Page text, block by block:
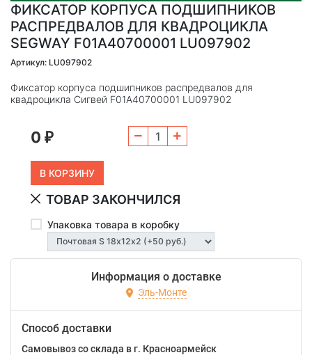
ФИКСАТОР КОРПУСА ПОДШИПНИКОВ
РАСПРЕДВАЛОВ ДЛЯ КВАДРОЦИКЛА
SEGWAY F01A40700001 LU097902
Артикул: LU097902
Фиксатор корпуса подшипников распредвалов для
квадроцикла Сигвей F01A40700001 LU097902
0 ₽
ТОВАР ЗАКОНЧИЛСЯ
Упаковка товара в коробку
Информация о доставке
Эль-Монте
Способ доставки
Самовывоз со склада в г. Красноармейск